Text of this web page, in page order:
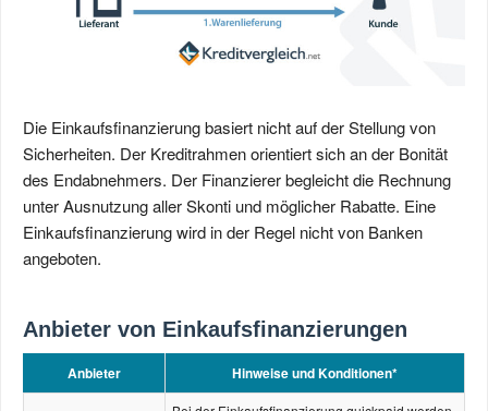
Die Einkaufsfinanzierung basiert nicht auf der Stellung von
Sicherheiten. Der Kreditrahmen orientiert sich an der Bonität
des Endabnehmers. Der Finanzierer begleicht die Rechnung
unter Ausnutzung aller Skonti und möglicher Rabatte. Eine
Einkaufsfinanzierung wird in der Regel nicht von Banken
angeboten.
Anbieter von Einkaufsfinanzierungen
Anbieter Hinweise und Konditionen*